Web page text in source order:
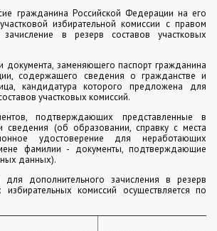
гражданина Российской Федерации на его
избирательной комиссии с правом
в резерв составов участковых
документа, заменяющего паспорт гражданина
содержащего сведения о гражданстве и
кандидатура которого предложена для
участковых комиссий.
подтверждающих представленные в
сведения (об образовании, справку с места
удостоверение для неработающих
фамилии - документы, подтверждающие
данных).
дополнительного зачисления в резерв
избирательных комиссий осуществляется по